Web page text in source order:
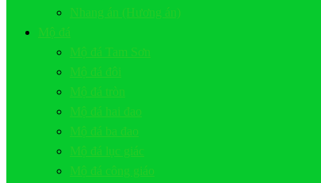
Nhang án (Hương án)
Mộ đá
Mộ đá Tam Sơn
Mộ đá đôi
Mộ đá tròn
Mộ đá hai đao
Mộ đá ba đao
Mộ đá lục giác
Mộ đá công giáo